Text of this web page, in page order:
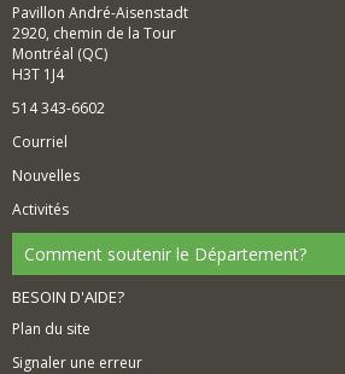
Pavillon André-Aisenstadt
2920, chemin de la Tour
Montréal (QC)
H3T 1J4
514 343-6602
Courriel
Nouvelles
Activités
Comment soutenir le Département?
BESOIN D'AIDE?
Plan du site
Signaler une erreur